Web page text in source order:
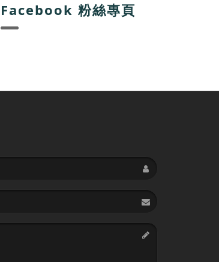
Facebook 粉絲專頁